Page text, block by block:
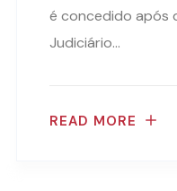
é concedido após
Judiciário…
READ MORE